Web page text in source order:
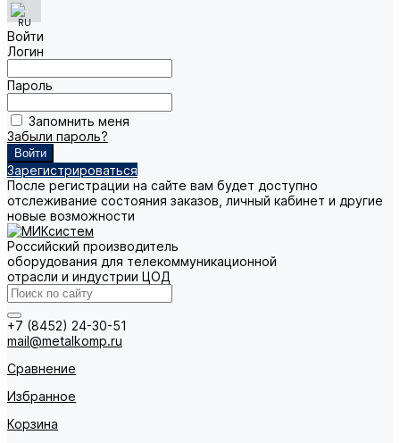
Войти
Логин
Пароль
Запомнить меня
Забыли пароль?
Зарегистрироваться
После регистрации на сайте вам будет доступно
отслеживание состояния заказов, личный кабинет и другие
новые возможности
Российский производитель
оборудования для телекоммуникационной
отрасли и индустрии ЦОД
+7 (8452) 24-30-51
mail@metalkomp.ru
Сравнение
Избранное
Корзина